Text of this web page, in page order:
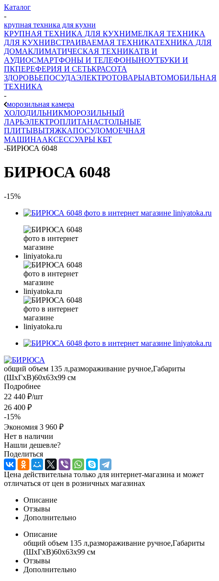
Каталог
-
крупная техника для кухни
КРУПНАЯ ТЕХНИКА ДЛЯ КУХНИМЕЛКАЯ ТЕХНИКА
ДЛЯ КУХНИВСТРАИВАЕМАЯ ТЕХНИКАТЕХНИКА ДЛЯ
ДОМАКЛИМАТИЧЕСКАЯ ТЕХНИКАТВ И
AУДИОСМАРТФОНЫ И ТЕЛЕФОНЫНОУТБУКИ И
ПКПЕРЕФЕРИЯ И СЕТЬКРАСОТА
ЗДОРОВЬЕПОСУДАЭЛЕКТРОТОВАРЫАВТОМОБИЛЬНАЯ
ТЕХНИКА
-
морозильная камера
ХОЛОДИЛЬНИКМОРОЗИЛЬНЫЙ
ЛАРЬЭЛЕКТРОПЛИТАНАСТОЛЬНЫЕ
ПЛИТЫВЫТЯЖКАПОСУДОМОЕЧНАЯ
МАШИНААКСЕССУАРЫ КБТ
-БИРЮСА 6048
БИРЮСА 6048
-15%
общий объем 135 л,размораживание ручное,Габариты
(ШxГxВ)60x63x99 см
Подробнее
22 440 ₽/шт
26 400 ₽
-15%
Экономия 3 960 ₽
Нет в наличии
Нашли дешевле?
Поделиться
Цена действительна только для интернет-магазина и может
отличаться от цен в розничных магазинах
Описание
Отзывы
Дополнительно
Описание
общий объем 135 л,размораживание ручное,Габариты
(ШxГxВ)60x63x99 см
Отзывы
Дополнительно